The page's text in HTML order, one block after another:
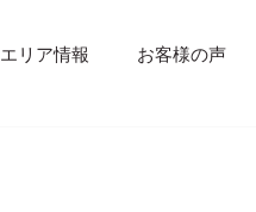
エリア情報 お客様の声